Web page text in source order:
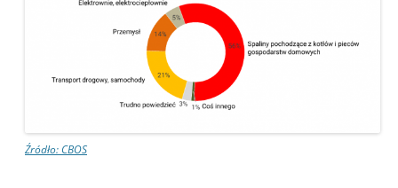
Źródło: CBOS